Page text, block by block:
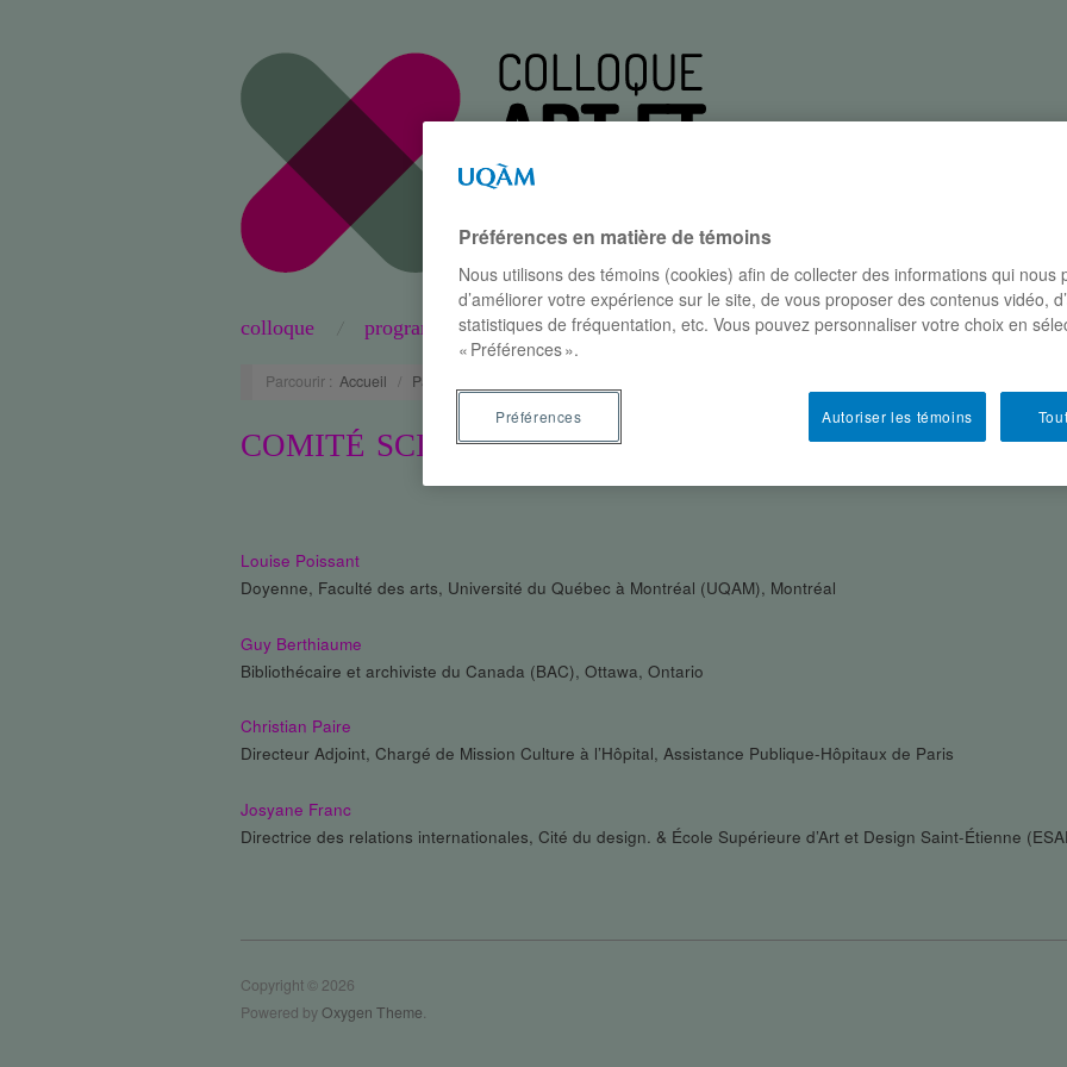
colloque programme participants conférences où et quand?
Parcourir : Accueil / Participants
COMITÉ SCIENTIFIQUE
Louise Poissant
Doyenne, Faculté des arts, Université du Québec à Montréal (UQAM), Montréal
Guy Berthiaume
Bibliothécaire et archiviste du Canada (BAC), Ottawa, Ontario
Christian Paire
Directeur Adjoint, Chargé de Mission Culture à l’Hôpital, Assistance Publique-Hôpitaux de Paris
Josyane Franc
Directrice des relations internationales, Cité du design. & École Supérieure d’Art et Design Saint-Étienne
Copyright © 2026
Powered byOxygen Theme.
Préférences en matière de témoins
Nous utilisons des témoins (cookies) afin de collecter des informations qui nous
d’améliorer votre expérience sur le site, de vous proposer des contenus vidéo,
statistiques de fréquentation, etc. Vous pouvez personnaliser votre choix en
« Préférences ».
Autoriser les témoins
Préférences